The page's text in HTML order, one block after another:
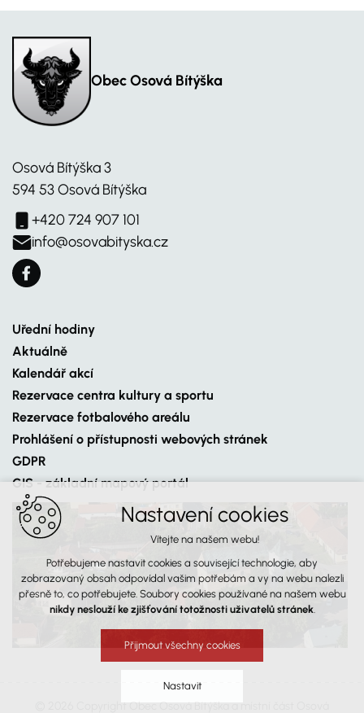
Obec Osová Bítýška
Osová Bítýška 3
594 53 Osová Bítýška
+420 724 907 101
info@osovabityska.cz
Uřední hodiny
Aktuálně
Kalendář akcí
Rezervace centra kultury a sportu
Rezervace fotbalového areálu
Prohlášení o přístupnosti webových stránek
GDPR
GIS - základní mapový portál
© 2026 Copyright Obec Osová Bítýška a místní část Osová
Nastavení cookies
Vítejte na našem webu!
Potřebujeme nastavit cookies a související technologie, aby
zobrazovaný obsah odpovídal vašim potřebám a vy na webu nalezli
přesně to, co potřebujete. Soubory cookies používané na našem webu
nikdy neslouží ke zjišťování totožnosti uživatelů stránek.
Přijmout všechny cookies
Nastavit